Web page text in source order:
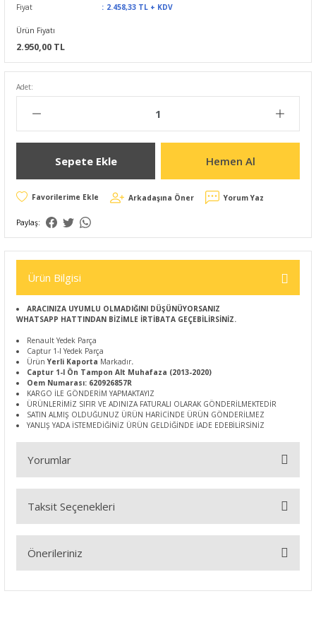
Fiyat
2.458,33 TL + KDV
Ürün Fiyatı
2.950,00 TL
Adet:
Sepete Ekle Hemen Al
Arkadaşına Öner Yorum Yaz
Paylaş:
Ürün Bilgisi
ARACINIZA UYUMLU OLMADIĞINI DÜŞÜNÜYORSANIZ
WHATSAPP HATTINDAN BİZİMLE İRTİBATA GEÇEBİLİRSİNİZ.
Renault Yedek Parça
Captur 1-I Yedek Parça
ÜrünYerli Kaporta Markadır.
Captur 1-I Ön Tampon Alt Muhafaza (2013-2020)
Oem Numarası: 620926857R
KARGO İLE GÖNDERİM YAPMAKTAYIZ
ÜRÜNLERİMİZ SIFIR VE ADINIZA FATURALI OLARAK GÖNDERİLMEKTEDİR
SATIN ALMIŞ OLDUĞUNUZ ÜRÜN HARİCİNDE ÜRÜN GÖNDERİLMEZ
YANLIŞ YADA İSTEMEDİĞİNİZ ÜRÜN GELDİĞİNDE İADE EDEBİLİRSİNİZ
Yorumlar
Bu ürüne ilk yorumu siz yapın!
Taksit Seçenekleri
Önerileriniz